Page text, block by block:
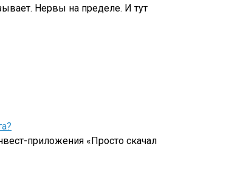
Нервы на пределе. И тут
приложения «Просто скачал